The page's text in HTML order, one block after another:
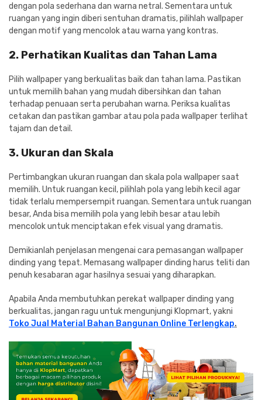
dengan pola sederhana dan warna netral. Sementara untuk
ruangan yang ingin diberi sentuhan dramatis, pilihlah wallpaper
dengan motif yang mencolok atau warna yang kontras.
2. Perhatikan Kualitas dan Tahan Lama
Pilih wallpaper yang berkualitas baik dan tahan lama. Pastikan
untuk memilih bahan yang mudah dibersihkan dan tahan
terhadap penuaan serta perubahan warna. Periksa kualitas
cetakan dan pastikan gambar atau pola pada wallpaper terlihat
tajam dan detail.
3. Ukuran dan Skala
Pertimbangkan ukuran ruangan dan skala pola wallpaper saat
memilih. Untuk ruangan kecil, pilihlah pola yang lebih kecil agar
tidak terlalu mempersempit ruangan. Sementara untuk ruangan
besar, Anda bisa memilih pola yang lebih besar atau lebih
mencolok untuk menciptakan efek visual yang dramatis.
Demikianlah penjelasan mengenai cara pemasangan wallpaper
dinding yang tepat. Memasang wallpaper dinding harus teliti dan
penuh kesabaran agar hasilnya sesuai yang diharapkan.
Apabila Anda membutuhkan perekat wallpaper dinding yang
berkualitas, jangan ragu untuk mengunjungi Klopmart, yakni
Toko Jual Material Bahan Bangunan Online Terlengkap.